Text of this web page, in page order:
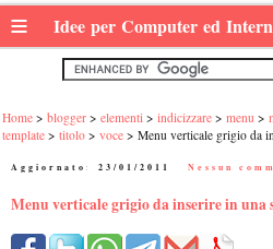
≡ Idee per Computer ed
Home blogger elementi indicizzare menu
template
titolo voce Menu verticale grigio da
Aggiornato: 23/01/2011 Nessun
Menu verticale grigio da inserire in una